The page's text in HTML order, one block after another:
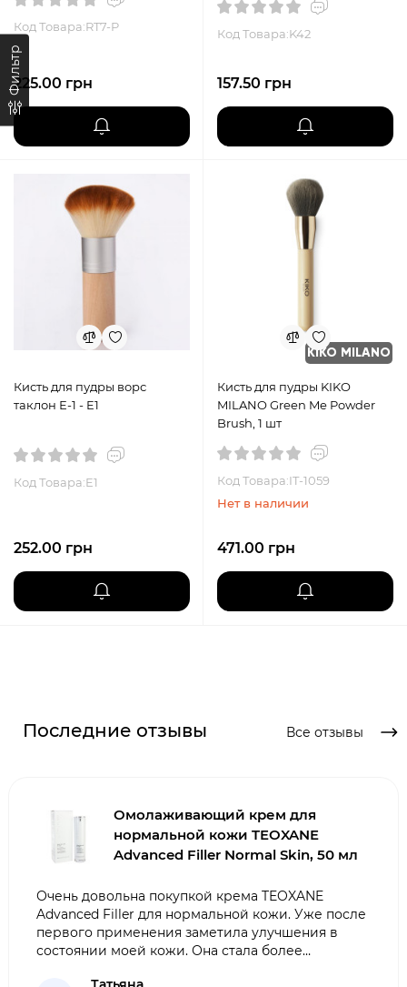
Фильтр
Код Товара:RT7-P
225.00 грн
Код Товара:K42
157.50 грн
Кисть для пудры ворс
таклон Е-1 - E1
Код Товара:E1
252.00 грн
KIKO MILANO
Кисть для пудры KIKO
MILANO Green Me Powder
Brush, 1 шт
Код Товара:IT-1059
Нет в наличии
471.00 грн
Последние отзывы Все отзывы
Омолаживающий крем для
нормальной кожи TEOXANE
Advanced Filler Normal Skin, 50 мл
Очень довольна покупкой крема TEOXANE
Advanced Filler для нормальной кожи. Уже после
первого применения заметила улучшения в
состоянии моей кожи. Она стала более